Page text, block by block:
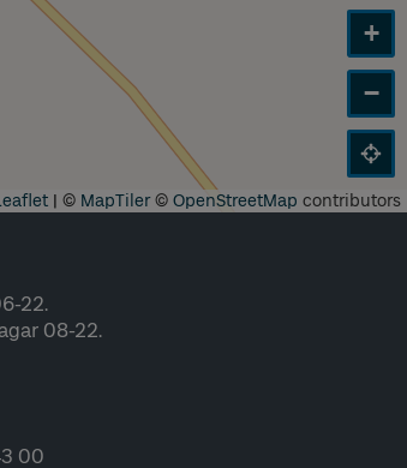
+
−
| © MapTiler© OpenStreetMap contributors
22.
08-22.
00